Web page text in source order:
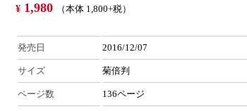
¥ 1,980 （本体 1,800+税）
発売日 2016/12/07
サイズ 菊倍判
ページ数 136ページ